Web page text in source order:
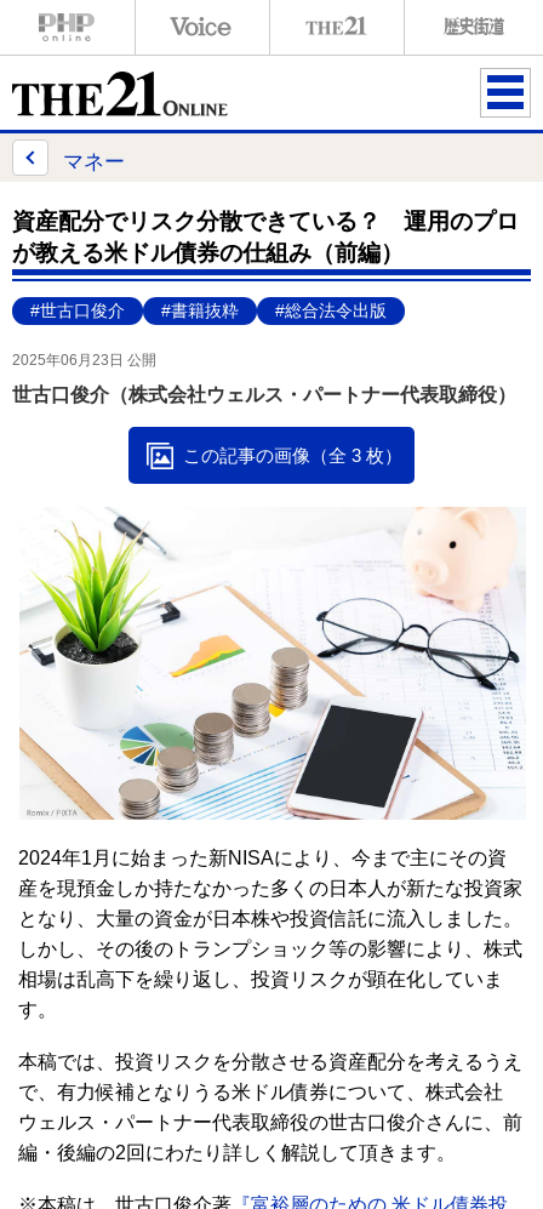
ME
マネー
資産配分でリスク分散できている？ 運用のプロ
が教える米ドル債券の仕組み（前編）
#世古口俊介 #書籍抜粋 #総合法令出版
2025年06月23日 公開
世古口俊介（株式会社ウェルス・パートナー代表取締役）
この記事の画像（全 3 枚）
2024年1月に始まった新NISAにより、今まで主にその資
産を現預金しか持たなかった多くの日本人が新たな投資家
となり、大量の資金が日本株や投資信託に流入しました。
しかし、その後のトランプショック等の影響により、株式
相場は乱高下を繰り返し、投資リスクが顕在化していま
す。
本稿では、投資リスクを分散させる資産配分を考えるうえ
で、有力候補となりうる米ドル債券について、株式会社
ウェルス・パートナー代表取締役の世古口俊介さんに、前
編・後編の2回にわたり詳しく解説して頂きます。